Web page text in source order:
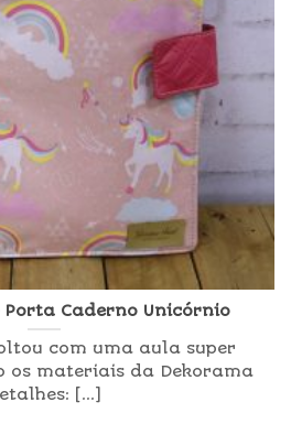
Porta Caderno Unicórnio
com uma aula super
materiais da Dekorama
[...]